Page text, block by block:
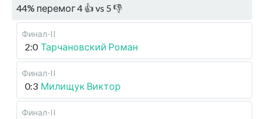
44% перемог4 👍 vs 5 👎
Финал-II
2:0 Тарчановский Роман
Финал-II
0:3 Милищук Виктор
Финал-II